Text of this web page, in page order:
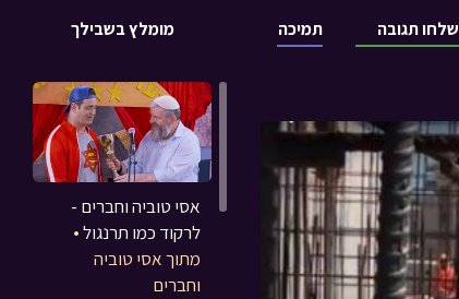
מומלץ בשבילך תמיכה שלחו תגובה
אסי טוביה וחברים -
לרקוד כמו תרנגול•
מתוך אסי טוביה
וחברים